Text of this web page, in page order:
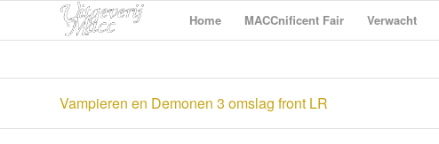
Home MACCnificent Fair Verwacht
Vampieren en Demonen 3 omslag front LR